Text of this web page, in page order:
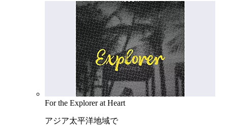
For the Explorer at Heart
アジア太平洋地域で